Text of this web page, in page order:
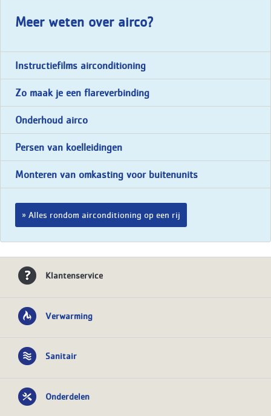
Meer weten over airco?
Instructiefilms airconditioning
Zo maak je een flareverbinding
Onderhoud airco
Persen van koelleidingen
Monteren van omkasting voor buitenunits
Alles rondom airconditioning op een rij
Klantenservice
Verwarming
Sanitair
Onderdelen